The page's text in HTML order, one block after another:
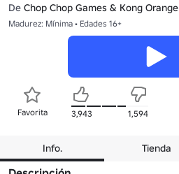
De Chop Chop Games & Kong Orange
Madurez: Mínima • Edades 16+
Favorita 3,943 1,594
Info. Tienda